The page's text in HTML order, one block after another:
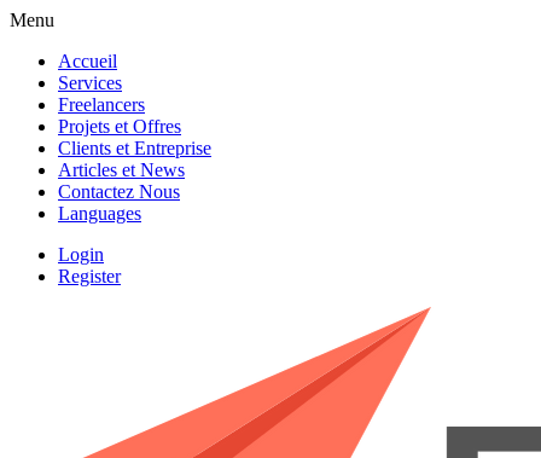
Menu
Accueil
Services
Freelancers
Projets et Offres
Clients et Entreprise
Articles et News
Contactez Nous
Languages
Login
Register